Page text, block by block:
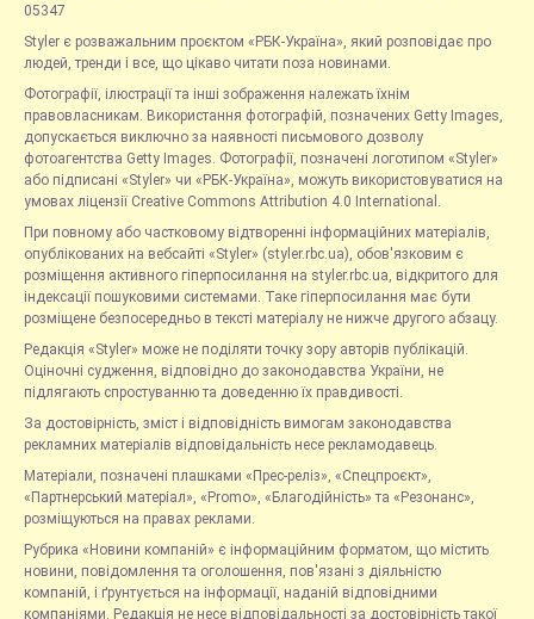
05347
Styler є розважальним проєктом «РБК-Україна», який розповідає про
людей, тренди і все, що цікаво читати поза новинами.
Фотографії, ілюстрації та інші зображення належать їхнім
правовласникам. Використання фотографій, позначених Getty Images,
допускається виключно за наявності письмового дозволу
фотоагентства Getty Images. Фотографії, позначені логотипом «Styler»
або підписані «Styler» чи «РБК-Україна», можуть використовуватися на
умовах ліцензії Creative Commons Attribution 4.0 International.
При повному або частковому відтворенні інформаційних матеріалів,
опублікованих на вебсайті «Styler» (styler.rbc.ua), обов'язковим є
розміщення активного гіперпосилання на styler.rbc.ua, відкритого для
індексації пошуковими системами. Таке гіперпосилання має бути
розміщене безпосередньо в тексті матеріалу не нижче другого абзацу.
Редакція «Styler» може не поділяти точку зору авторів публікацій.
Оціночні судження, відповідно до законодавства України, не
підлягають спростуванню та доведенню їх правдивості.
За достовірність, зміст і відповідність вимогам законодавства
рекламних матеріалів відповідальність несе рекламодавець.
Матеріали, позначені плашками «Прес-реліз», «Спецпроєкт»,
«Партнерський матеріал», «Promo», «Благодійність» та «Резонанс»,
розміщуються на правах реклами.
Рубрика «Новини компаній» є інформаційним форматом, що містить
новини, повідомлення та оголошення, пов'язані з діяльністю
компаній, і ґрунтується на інформації, наданій відповідними
компаніями. Редакція не несе відповідальності за достовірність такої